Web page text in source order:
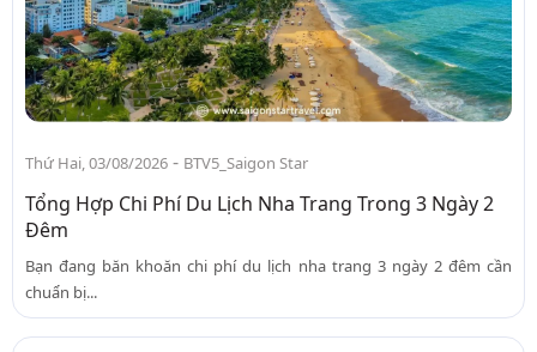
Thứ Hai, 03/08/2026 - BTV5_Saigon Star
Tổng Hợp Chi Phí Du Lịch Nha Trang Trong 3 Ngày 2
Đêm
Bạn đang băn khoăn chi phí du lịch nha trang 3 ngày 2 đêm cần
chuẩn bị...